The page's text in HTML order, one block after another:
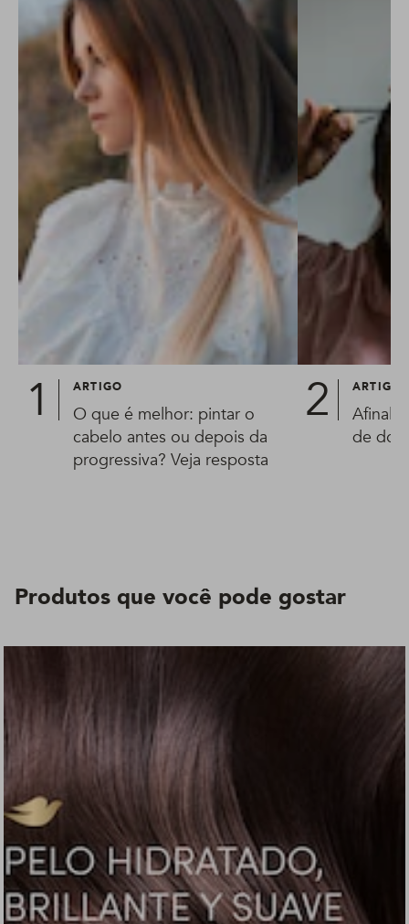
ARTIGO
O que é melhor: pintar o
cabelo antes ou depois da
progressiva? Veja resposta
ARTIGO
Afinal,
de
Produtos que você pode gostar